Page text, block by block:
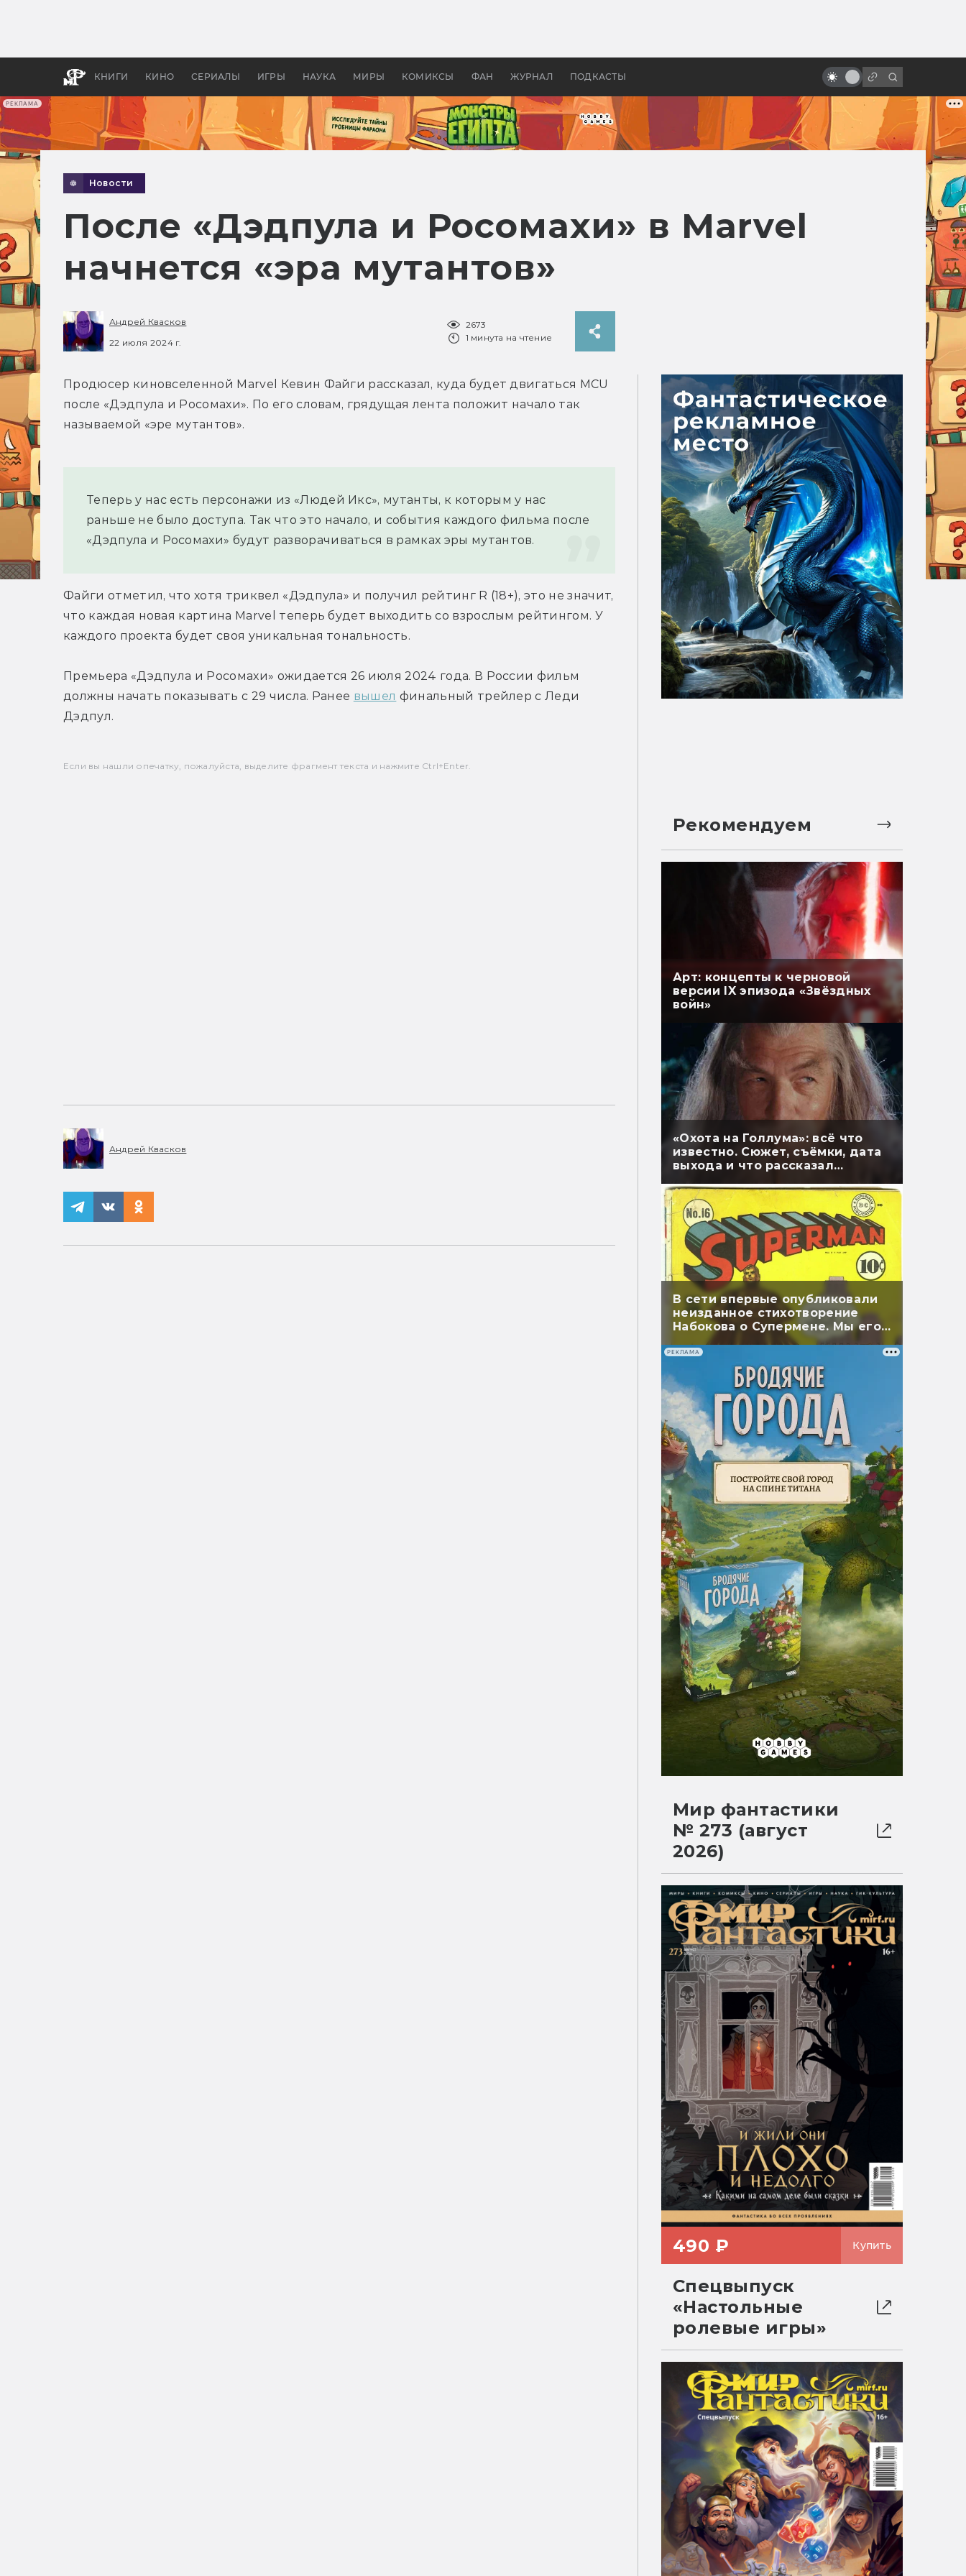
РЕКЛАМА
КНИГИ КИНО СЕРИАЛЫ ИГРЫ НАУКА МИРЫ КОМИКСЫ ФАН ЖУРНАЛ ПОДКАСТЫ
апокалипсис, в России —
бы «Властелина колец»
спустя двадцать лет?
Новости
После «Дэдпула и Росомахи» в Marvel
начнется «эра мутантов»
Андрей Квасков
22 июля 2024 г.
2673
1 минута на чтение
Продюсер киновселенной Marvel Кевин Файги рассказал, куда будет двигаться MCU
после «Дэдпула и Росомахи». По его словам, грядущая лента положит начало так
называемой «эре мутантов».
Теперь у нас есть персонажи из «Людей Икс», мутанты, к которым у нас
раньше не было доступа. Так что это начало, и события каждого фильма после
«Дэдпула и Росомахи» будут разворачиваться в рамках эры мутантов.
Файги отметил, что хотя триквел «Дэдпула» и получил рейтинг R (18+), это не значит,
что каждая новая картина Marvel теперь будет выходить со взрослым рейтингом. У
каждого проекта будет своя уникальная тональность.
Премьера «Дэдпула и Росомахи» ожидается 26 июля 2024 года. В России фильм
должны начать показывать с 29 числа. Ранее вышел финальный трейлер с Леди
Дэдпул.
Если вы нашли опечатку, пожалуйста, выделите фрагмент текста и нажмите Ctrl+Enter.
Андрей Квасков
Рекомендуем
Арт: концепты к черновой
версии IX эпизода «Звёздных
войн»
«Охота на Голлума»: всё что
известно. Сюжет, съёмки, дата
выхода и что рассказал
В сети впервые опубликовали
неизданное стихотворение
Набокова о Супермене. Мы его
перевели
РЕКЛАМА
Мир фантастики
№ 273 (август
2026)
490 ₽ Купить
Спецвыпуск
«Настольные
ролевые игры»